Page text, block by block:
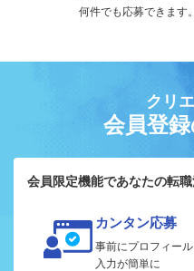
何件でも応募できます。
クリ
会員登
会員限定機能であなたの転職
カンタン応募
事前にプロフィー
入力が簡単に